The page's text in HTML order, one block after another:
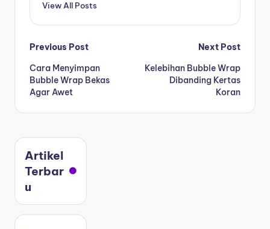
View All Posts
Previous Post
Cara Menyimpan
Bubble Wrap Bekas
Agar Awet
Next Post
Kelebihan Bubble Wrap
Dibanding Kertas
Koran
Artikel
Terbar
u